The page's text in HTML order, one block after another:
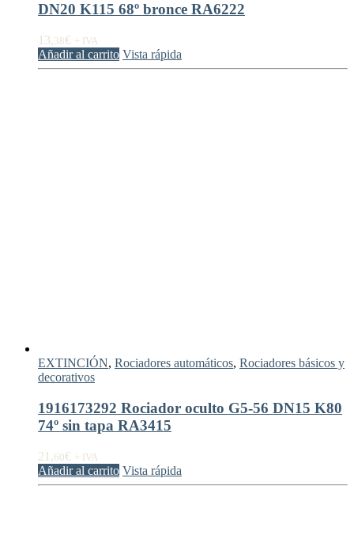
DN20 K115 68º bronce RA6222
13,38€ + IVA
Añadir al carrito Vista rápida
EXTINCIÓN, Rociadores automáticos, Rociadores básicos y
decorativos
1916173292 Rociador oculto G5-56 DN15 K80
74º sin tapa RA3415
21,60€ + IVA
Añadir al carrito Vista rápida